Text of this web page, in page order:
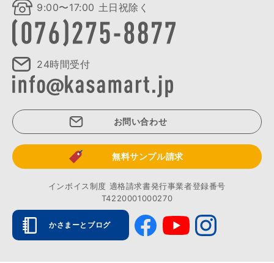
9:00〜17:00 土日祝除く
24時間受付
お問い合わせ
無料サンプル請求
インボイス制度 適格請求書発行事業者登録番号
T4220001000270
かさまーとブログ